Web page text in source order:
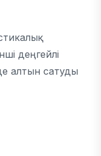
деңгейлі
алтын сатуды